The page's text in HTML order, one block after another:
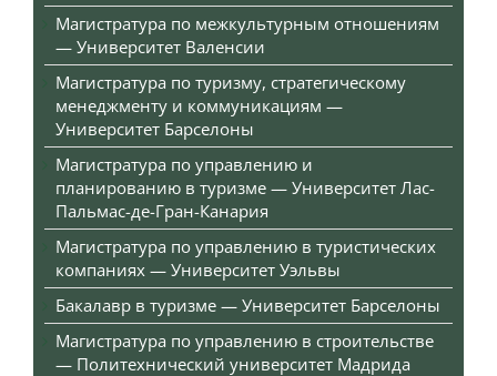
Магистратура по межкультурным отношениям
— Университет Валенсии
Магистратура по туризму, стратегическому
менеджменту и коммуникациям —
Университет Барселоны
Магистратура по управлению и
планированию в туризме — Университет Лас-
Пальмас-де-Гран-Канария
Магистратура по управлению в туристических
компаниях — Университет Уэльвы
Бакалавр в туризме — Университет Барселоны
Магистратура по управлению в строительстве
— Политехнический университет Мадрида